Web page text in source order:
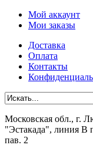
Мой аккаунт
Мои заказы
Доставка
Оплата
Контакты
Московская обл., г.
"Эстакада", линия В
пав. 2